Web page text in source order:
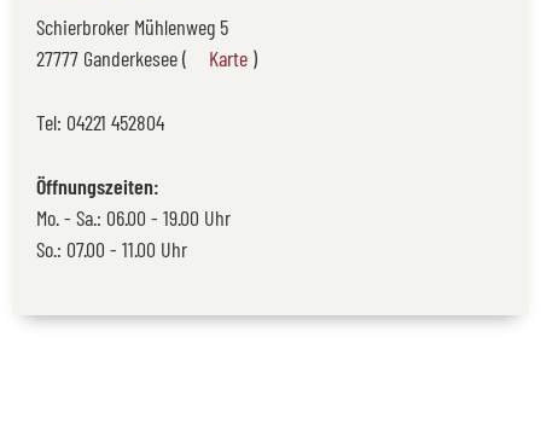
Schierbroker Mühlenweg 5
27777 Ganderkesee (
Karte )
Tel: 04221 452804
Öffnungszeiten:
Mo. - Sa.: 06.00 - 19.00 Uhr
So.: 07.00 - 11.00 Uhr